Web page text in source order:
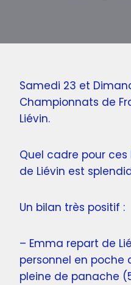
Samedi 23 et
Championnats de
Liévin.
Quel cadre pour ces
de Liévin est
Un bilan très positif :
– Emma repart de
personnel en poche
pleine de panache